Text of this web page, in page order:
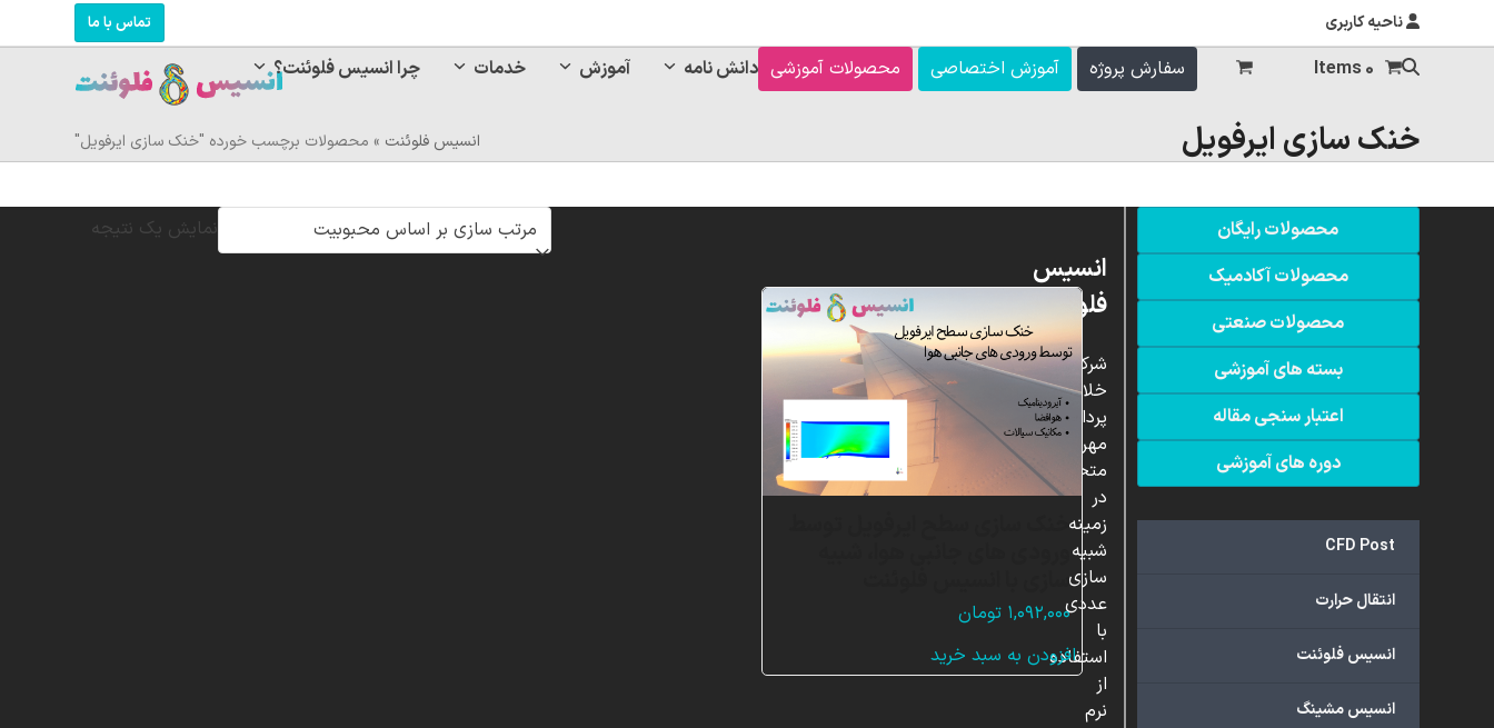
ناحیه کاربری تماس با ما
چرا انسیس فلوئنت؟ خدمات آموزش دانش نامه محصولات آموزشی آموزش اختصاصی سفارش پروژه 0 Items
خنک سازی ایرفویل انسیس فلوئنت » محصولات برچسب خورده "خنک سازی ایرفویل"
نمایش یک نتیجه
خنک سازی سطح ایرفویل توسط
سازی با انسیس فلوئنت
۱,۰۹۲,۰۰۰ تومان
افزودن به سبد خرید
محصولات رایگان
محصولات آکادمیک
محصولات صنعتی
بسته های آموزشی
اعتبار سنجی مقاله
دوره های آموزشی
CFD Post
انتقال حرارت
انسیس فلوئنت
انسیس مشینگ
انسیس
فلوئنت
شرکت
خلاق
پردازشگران
مهر،
متخصص
در
زمینه
شبیه
سازی
عددی
با
استفاده
از
نرم